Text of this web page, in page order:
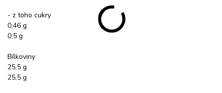
- z toho cukry
0,46 g
0,5 g
Bílkoviny
25,5 g
25,5 g